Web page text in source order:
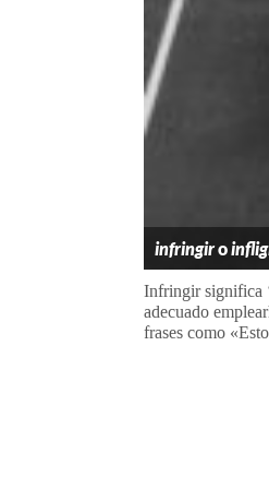
infringiro
Infringir significa
adecuado
frases como